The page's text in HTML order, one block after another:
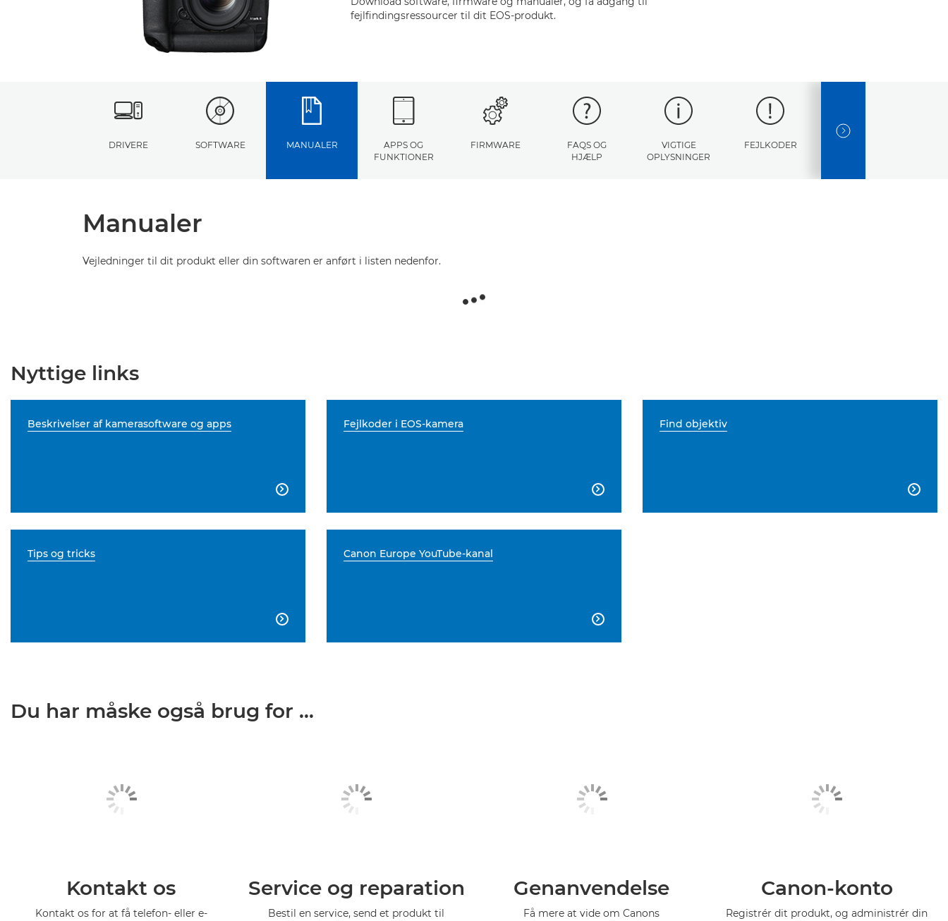
fejlfindingsressourcer til dit EOS-produkt.
DRIVERE SOFTWARE MANUALER
APPS OG
FUNKTIONER
FIRMWARE
FAQS OG
HJÆLP
VIGTIGE
OPLYSNINGER
FEJLKODER
NEXT SLIDE
Manualer
Vejledninger til dit produkt eller din softwaren er anført i listen nedenfor.
Nyttige links
Beskrivelser af kamerasoftware og apps

Fejlkoder i EOS-kamera

Find objektiv

Tips og tricks

Canon Europe YouTube-kanal

Du har måske også brug for ...
Kontakt os
Kontakt os for at få telefon- eller e-
Service og reparation
Bestil en service, send et produkt til
Genanvendelse
Få mere at vide om Canons
Canon-konto
Registrér dit produkt, og administrér din